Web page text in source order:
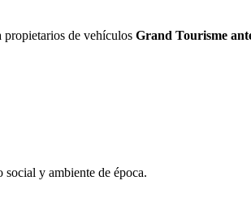
de vehículos Grand Tourisme
y ambiente de época.